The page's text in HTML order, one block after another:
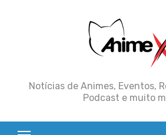
Notícias de Animes, Eventos,
Podcast e muito